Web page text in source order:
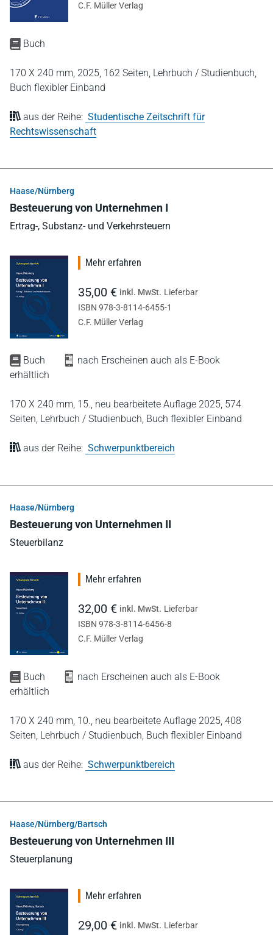
Buch
170 X 240 mm, 2025, 162 Seiten, Lehrbuch / Studienbuch,
Buch flexibler Einband
aus der Reihe: Studentische Zeitschrift für
Rechtswissenschaft
C.F. Müller Verlag
Haase/Nürnberg
Besteuerung von Unternehmen I
Ertrag-, Substanz- und Verkehrsteuern
Buch
nach Erscheinen auch als E-Book
erhältlich
170 X 240 mm, 15., neu bearbeitete Auflage 2025, 574
Seiten, Lehrbuch / Studienbuch, Buch flexibler Einband
aus der Reihe: Schwerpunktbereich
Mehr erfahren
35,00 € inkl. MwSt. Lieferbar
ISBN 978-3-8114-6455-1
C.F. Müller Verlag
Haase/Nürnberg
Besteuerung von Unternehmen II
Steuerbilanz
Buch
nach Erscheinen auch als E-Book
erhältlich
170 X 240 mm, 10., neu bearbeitete Auflage 2025, 408
Seiten, Lehrbuch / Studienbuch, Buch flexibler Einband
aus der Reihe: Schwerpunktbereich
Mehr erfahren
32,00 € inkl. MwSt. Lieferbar
ISBN 978-3-8114-6456-8
C.F. Müller Verlag
Haase/Nürnberg/Bartsch
Besteuerung von Unternehmen III
Steuerplanung
Mehr erfahren
29,00 € inkl. MwSt. Lieferbar